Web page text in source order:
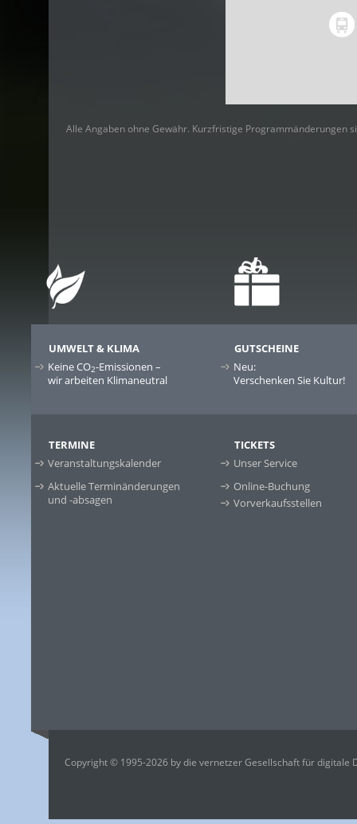
Alle Angaben ohne Gewähr. Kurzfristige Programmänderungen
UMWELT & KLIMA
Keine CO2-Emissionen –
wir arbeiten Klimaneutral
GUTSCHEINE
Neu:
Verschenken Sie Kultur!
TERMINE
Veranstaltungskalender
Aktuelle Terminänderungen
und -absagen
TICKETS
Unser Service
Online-Buchung
Vorverkaufsstellen
Copyright © 1995-2026 by die vernetzer Gesellschaft für digitale